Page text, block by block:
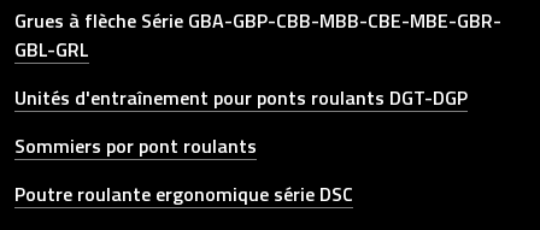
Grues à flèche Série GBA-GBP-CBB-MBB-CBE-MBE-GBR-
GBL-GRL
Unités d'entraînement pour ponts roulants DGT-DGP
Sommiers por pont roulants
Poutre roulante ergonomique série DSC